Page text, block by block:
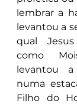
lembrar a
levantou a
qual Jesus
como
levantou
numa
Filho do